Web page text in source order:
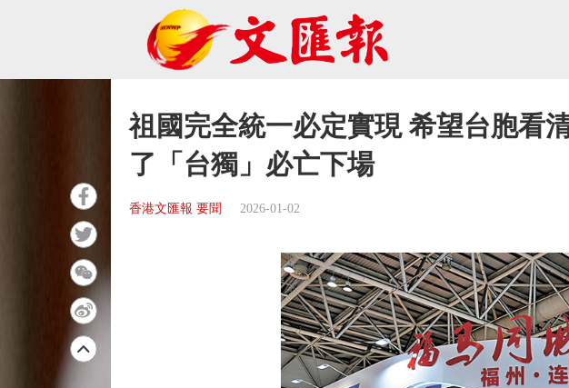
祖國完全統一必定實現 希望台胞看
了「台獨」必亡下場
香港文匯報 要聞 2026-01-02